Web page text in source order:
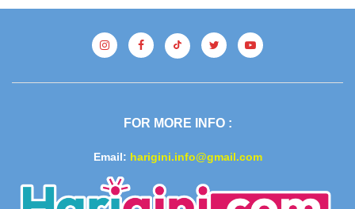
FOR MORE INFO :
Email: harigini.info@gmail.com